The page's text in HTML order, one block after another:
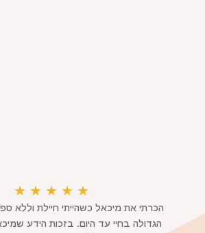
★
★
★
★
★
הכרתי את מיכאל כשהייתי חיילת וללא
הגדולה בחיי עד היום. בזכות הידע